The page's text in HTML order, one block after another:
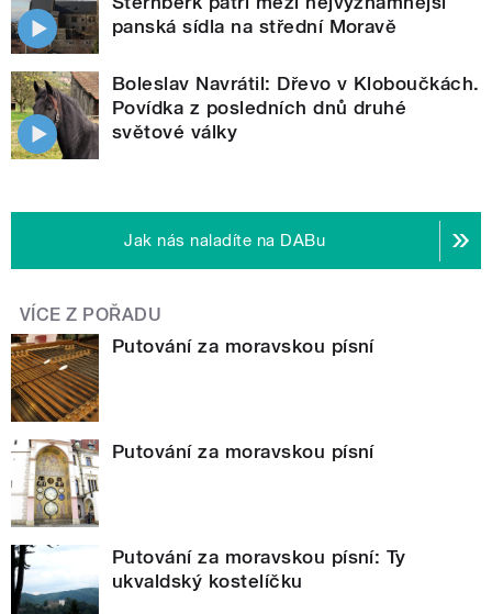
panská sídla na střední Moravě
Boleslav Navrátil: Dřevo v Kloboučkách.
Povídka z posledních dnů druhé
světové války
Jak nás naladíte na DABu
VÍCE Z POŘADU
Putování za moravskou písní
Putování za moravskou písní
Putování za moravskou písní: Ty
ukvaldský kostelíčku